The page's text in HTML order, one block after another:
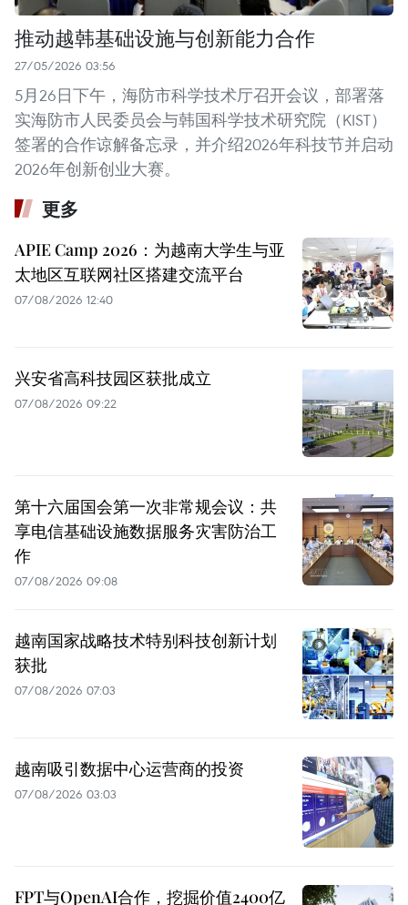
推动越韩基础设施与创新能力合作
27/05/2026 03:56
5月26日下午，海防市科学技术厅召开会议，部署落
实海防市人民委员会与韩国科学技术研究院（KIST）
签署的合作谅解备忘录，并介绍2026年科技节并启动
2026年创新创业大赛。
更多
APIE Camp 2026：为越南大学生与亚
太地区互联网社区搭建交流平台
07/08/2026 12:40
兴安省高科技园区获批成立
07/08/2026 09:22
第十六届国会第一次非常规会议：共
享电信基础设施数据服务灾害防治工
作
07/08/2026 09:08
越南国家战略技术特别科技创新计划
获批
07/08/2026 07:03
越南吸引数据中心运营商的投资
07/08/2026 03:03
FPT与OpenAI合作，挖掘价值2400亿